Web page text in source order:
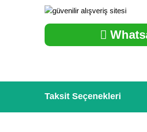
Taksit Seçenekleri